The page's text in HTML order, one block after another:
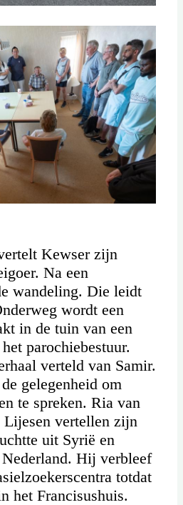
Kewser zijn
Na een
wandeling. Die leidt
wordt een
in de tuin van een
parochiebestuur.
verteld van Samir.
gelegenheid om
te spreken. Ria van
Lijesen vertellen zijn
uit Syrië en
Hij verbleef
totdat
het Francisushuis.